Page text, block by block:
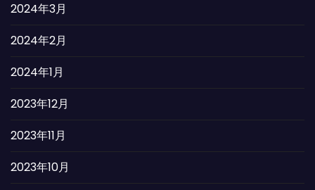
2024年3月
2024年2月
2024年1月
2023年12月
2023年11月
2023年10月